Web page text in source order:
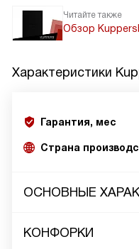
Читайте также
Обзор
Характеристики
Гарантия, мес
Страна
ОСНОВНЫЕ
КОНФОРКИ